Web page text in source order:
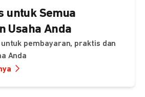
untuk Semua
Usaha Anda
untuk pembayaran, praktis dan
Anda